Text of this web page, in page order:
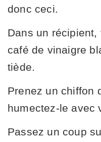
donc ceci.
Dans un
café de vinaigre
tiède.
Prenez un chiffon
humectez-le avec
Passez un coup